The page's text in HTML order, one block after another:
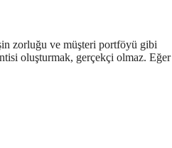
zorluğu ve müşteri portföyü gibi
oluşturmak, gerçekçi olmaz. Eğer